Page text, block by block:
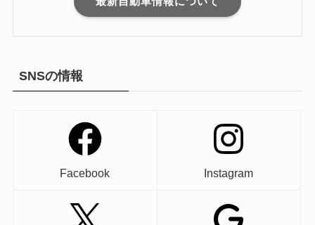
SNSの情報
Facebook Instagram